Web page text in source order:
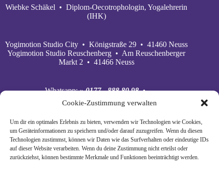
Cookie-Zustimmung verwalten
Um dir ein optimales Erlebnis zu bieten, verwenden wir Technologien wie Cookies,
um Geräteinformationen zu speichern und/oder darauf zuzugreifen. Wenn du diesen
Technologien zustimmst, können wir Daten wie das Surfverhalten oder eindeutige IDs
auf dieser Website verarbeiten. Wenn du deine Zustimmung nicht erteilst oder
zurückziehst, können bestimmte Merkmale und Funktionen beeinträchtigt werden.
Wiebke Schäkel • Diplom-Oecotrophologin, Yogalehrerin
(IHK)
Yogimotion Studio City • Königstraße 29 • 41460 Neuss
Yogimotion Studio Reuschenberg • Am Reuschenberger
Markt 2 • 41466 Neuss
Whatsapp:» 0177 - 888 80 98•
Mobil:
» 0177 - 888 80 98
E‑Mail:» wiebke@yogimotion.de•
Youtube:» yogimotion• XING:» Wiebke Schäkel